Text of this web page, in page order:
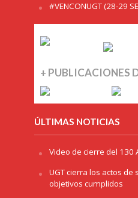
#VENCONUGT (28-29
+ PUBLICACIONES
ÚLTIMAS NOTICIAS
Video de cierre del 130
UGT cierra los actos
objetivos cumplidos